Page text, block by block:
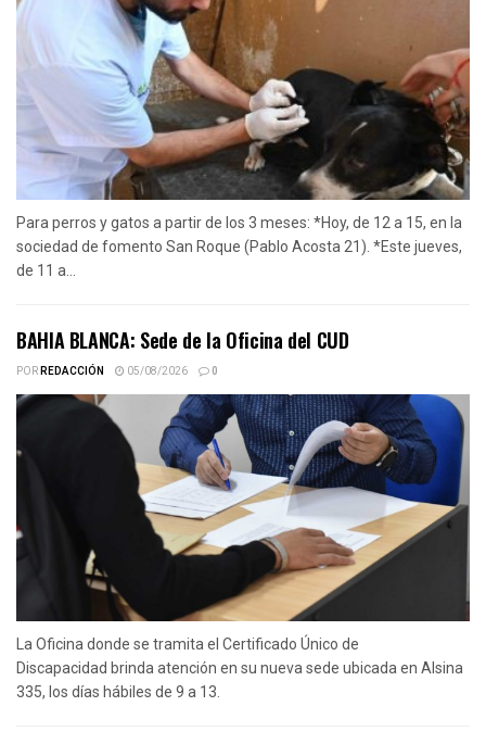
Para perros y gatos a partir de los 3 meses: *Hoy, de 12 a 15, en la
sociedad de fomento San Roque (Pablo Acosta 21). *Este jueves,
de 11 a...
BAHIA BLANCA: Sede de la Oficina del CUD
PORREDACCIÓN 05/08/2026 0
La Oficina donde se tramita el Certificado Único de
Discapacidad brinda atención en su nueva sede ubicada en Alsina
335, los días hábiles de 9 a 13.